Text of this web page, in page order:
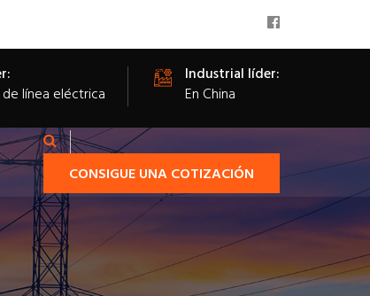
línea eléctrica
Industrial líder:
En China
CONSIGUE UNA COTIZACIÓN